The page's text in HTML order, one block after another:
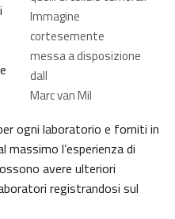
Immagine
cortesemente
messa a disposizione
dall
Marc van Mil
ogni laboratorio e forniti in
l’esperienza di
avere ulteriori
registrandosi sul